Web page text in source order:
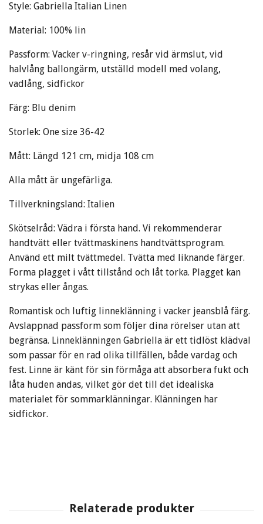
Style: Gabriella Italian Linen
Material: 100% lin
Passform: Vacker v-ringning, resår vid ärmslut, vid
halvlång ballongärm, utställd modell med volang,
vadlång, sidfickor
Färg: Blu denim
Storlek: One size 36-42
Mått: Längd 121 cm, midja 108 cm
Alla mått är ungefärliga.
Tillverkningsland: Italien
Skötselråd: Vädra i första hand. Vi rekommenderar
handtvätt eller tvättmaskinens handtvättsprogram.
Använd ett milt tvättmedel. Tvätta med liknande färger.
Forma plagget i vått tillstånd och låt torka. Plagget kan
strykas eller ångas.
Romantisk och luftig linneklänning i vacker jeansblå färg.
Avslappnad passform som följer dina rörelser utan att
begränsa. Linneklänningen Gabriella är ett tidlöst klädval
som passar för en rad olika tillfällen, både vardag och
fest. Linne är känt för sin förmåga att absorbera fukt och
låta huden andas, vilket gör det till det idealiska
materialet för sommarklänningar. Klänningen har
sidfickor.